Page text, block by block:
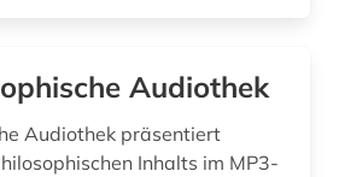
außenwirtschaft (2)
(1)
Audiothek
Audiothek präsentiert
Inhalts im MP3-